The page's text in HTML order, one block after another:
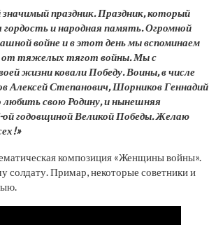
праздник. Праздник, который
гордость и народная память. Огромной
войне и в этот день мы вспоминаем
и от тяжелых тягот войны. Мы с
жизни ковали Победу. Воины, в числе
Алексей Степанович, Шорников Геннадий
любить свою Родину, и нынешняя
ой годовщиной Великой Победы. Желаю
композиция «Женщины войны».
солдату. Примар, некоторые советники и